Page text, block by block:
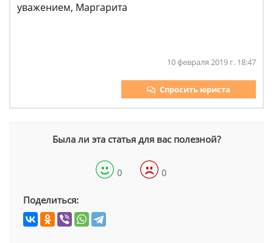
уважением, Маргарита
10 февраля 2019 г. 18:47
Спросить юриста
Была ли эта статья для вас полезной?
0 0
Поделиться: